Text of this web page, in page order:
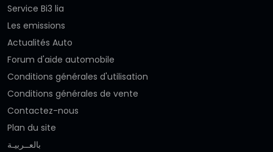
Service Bi3 lia
Les emissions
Actualités Auto
Forum d'aide automobile
Conditions générales d'utilisation
Conditions générales de vente
Contactez-nous
Plan du site
بالعــربيـة